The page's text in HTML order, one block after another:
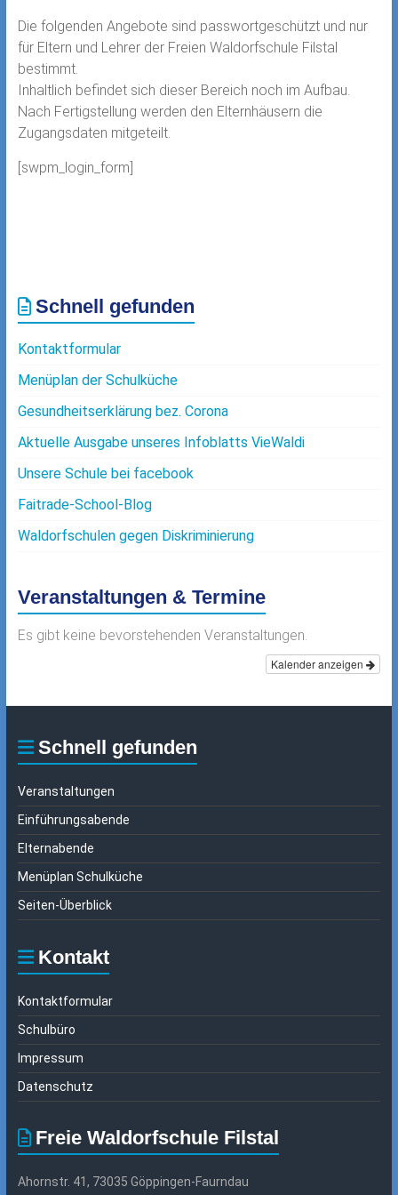
Die folgenden Angebote sind passwortgeschützt und nur
für Eltern und Lehrer der Freien Waldorfschule Filstal
bestimmt.
Inhaltlich befindet sich dieser Bereich noch im Aufbau.
Nach Fertigstellung werden den Elternhäusern die
Zugangsdaten mitgeteilt.
[swpm_login_form]
Schnell gefunden
Kontaktformular
Menüplan der Schulküche
Gesundheitserklärung bez. Corona
Aktuelle Ausgabe unseres Infoblatts VieWaldi
Unsere Schule bei facebook
Faitrade-School-Blog
Waldorfschulen gegen Diskriminierung
Veranstaltungen & Termine
Es gibt keine bevorstehenden Veranstaltungen.
Kalender anzeigen
Schnell gefunden
Veranstaltungen
Einführungsabende
Elternabende
Menüplan Schulküche
Seiten-Überblick
Kontakt
Kontaktformular
Schulbüro
Impressum
Datenschutz
Freie Waldorfschule Filstal
Ahornstr. 41, 73035 Göppingen-Faurndau